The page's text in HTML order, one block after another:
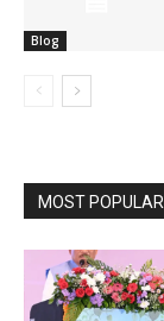
Blog
MOST POPULAR